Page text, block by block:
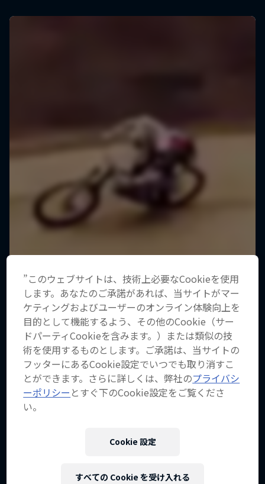
作品名【ダウンタイム】
MTBライダーがシーズンオフ中に何を習得する
MTB
”このウェブサイトは、技術上必要なCookieを使用
します。あなたのご承諾があれば、当サイトがマー
ケティングおよびユーザーのオンライン体験向上を
目的として機能するよう、その他のCookie（サー
ドパーティCookieを含みます。）または類似の技
術を使用するものとします。ご承諾は、当サイトの
フッターにあるCookie設定でいつでも取り消すこ
とができます。さらに詳しくは、弊社のプライバシ
ーポリシー とすぐ下のCookie設定をご覧くださ
い。
Cookie 設定
すべての Cookie を受け入れる